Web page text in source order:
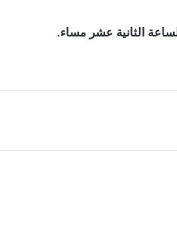
الثانية عشر مساء.